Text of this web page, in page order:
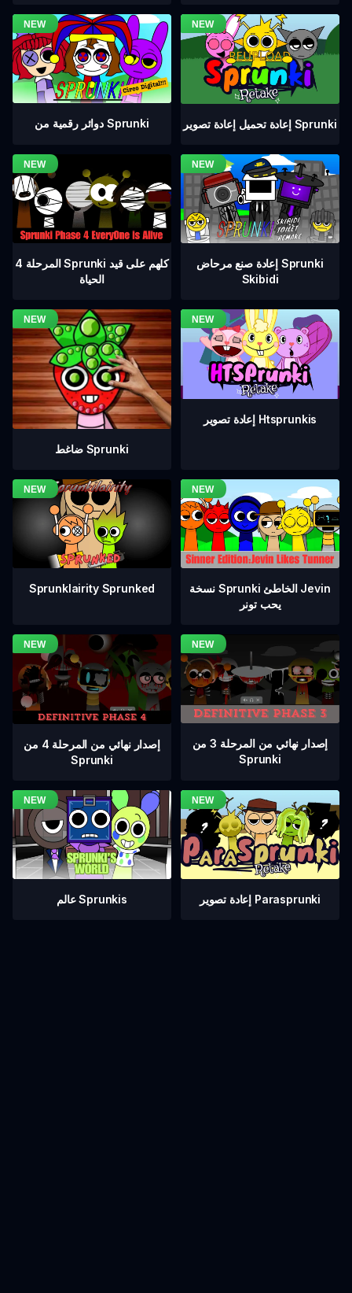
دوائر رقمية من Sprunki إعادة تحميل إعادة تصوير Sprunki
المرحلة 4 Sprunki كلهم على قيد
الحياة
إعادة صنع مرحاض Sprunki
Skibidi
ضاغط Sprunki
إعادة تصوير Htsprunkis
Sprunklairity Sprunked
نسخة Sprunki الخاطئ Jevin
يحب تونر
إصدار نهائي من المرحلة 4 من
Sprunki
إصدار نهائي من المرحلة 3 من
Sprunki
عالم Sprunkis إعادة تصوير Parasprunki